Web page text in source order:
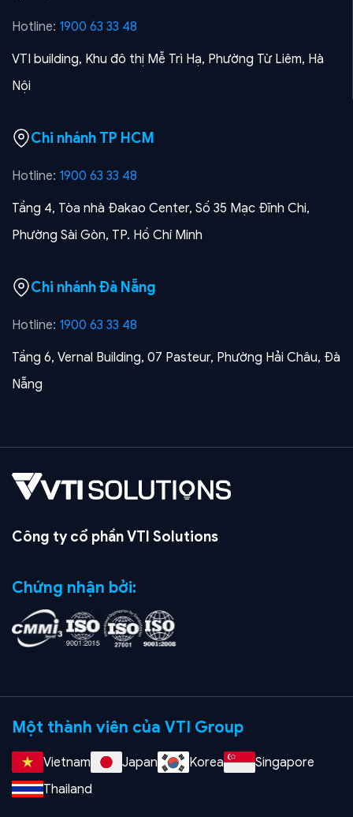
Hotline: 1900 63 33 48
VTI building, Khu đô thị Mễ Trì Hạ, Phường Từ Liêm, Hà
Nội
Chi nhánh TP HCM
Hotline: 1900 63 33 48
Tầng 4, Tòa nhà Đakao Center, Số 35 Mạc Đĩnh Chi,
Phường Sài Gòn, TP. Hồ Chí Minh
Chi nhánh Đà Nẵng
Hotline: 1900 63 33 48
Tầng 6, Vernal Building, 07 Pasteur, Phường Hải Châu, Đà
Nẵng
Công ty cổ phần VTI Solutions
Chứng nhận bởi:
Một thành viên của VTI Group
Vietnam Japan Korea
Singapore
Thailand